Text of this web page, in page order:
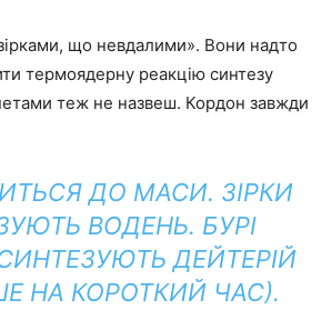
що невдалими». Вони надто
термоядерну реакцію синтезу
теж не назвеш. Кордон завжди
ДО МАСИ. ЗІРКИ
ВОДЕНЬ. БУРІ
ДЕЙТЕРІЙ
НА КОРОТКИЙ ЧАС).